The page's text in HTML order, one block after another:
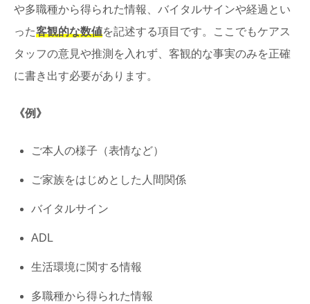
や多職種から得られた情報、バイタルサインや経過とい
った客観的な数値を記述する項目です。ここでもケアス
タッフの意見や推測を入れず、客観的な事実のみを正確
に書き出す必要があります。
《例》
ご本人の様子（表情など）
ご家族をはじめとした人間関係
バイタルサイン
ADL
生活環境に関する情報
多職種から得られた情報